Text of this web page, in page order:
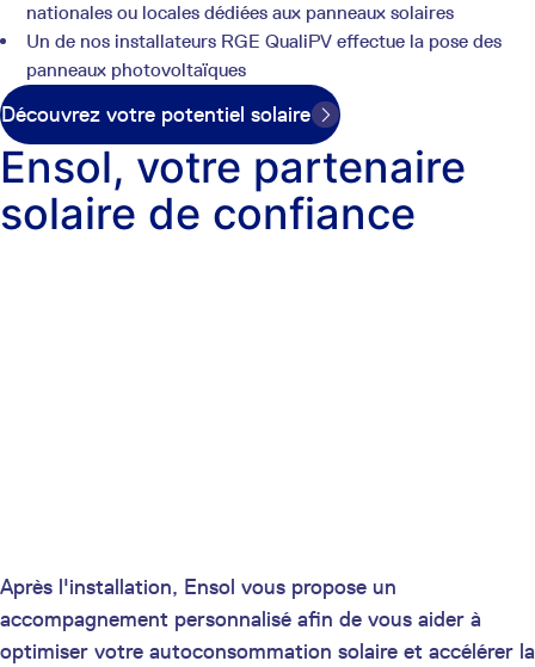
nationales ou locales dédiées aux panneaux solaires
Un de nos installateurs RGE QualiPV effectue la pose des
panneaux photovoltaïques
Découvrez votre potentiel solaire
Ensol, votre partenaire
solaire de confiance
Après l'installation, Ensol vous propose un
accompagnement personnalisé afin de vous aider à
optimiser votre autoconsommation solaire et accélérer la